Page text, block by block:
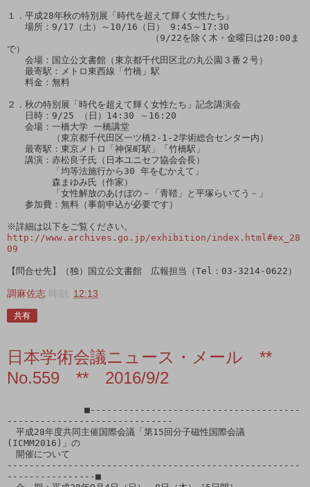
１．平成28年秋の特別展「時代を超えて輝く女性たち」
場所：9/17（土）～10/16（日） 9:45～17:30
（9/22を除く木・金曜日は20:00ま
で）
会場：国立公文書館（東京都千代田区北の丸公園３番２号）
最寄駅：メトロ東西線「竹橋」駅
料金：無料
２．秋の特別展「時代を超えて輝く女性たち」記念講演会
日時：9/25 （日）14:30 ～16:20
会場：一橋大学 一橋講堂
（東京都千代田区一ツ橋2-1-2学術総合センター内）
最寄駅：東京メトロ「神保町駅」「竹橋駅」
講演：赤松良子氏（日本ユニセフ協会会長）
「均等法施行から30 年をむかえて」
森まゆみ氏（作家）
「女性解放のあけぼの－「青鞜」と平塚らいてう－」
参加費：無料（事前申込が必要です）
http://www.archives.go.jp/exhibition/index.html#ex_28
09
【問合せ先】（独）国立公文書館　広報担当（Tel：03-3214-0622）
調麻佐志 時刻: 12:13
共有
日本学術会議ニュース・メール **
No.559 ** 2016/9/2
------------------------------
平成28年度共同主催国際会議「第15回分子磁性国際会議
(ICMM2016)」の
開催について
-----------------------------------------------------
----------------■